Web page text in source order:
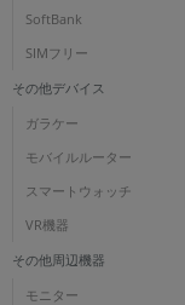
SoftBank
SIMフリー
その他デバイス
ガラケー
モバイルルーター
スマートウォッチ
VR機器
その他周辺機器
モニター